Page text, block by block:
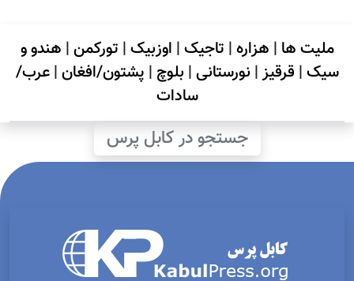
ملیت ها | هزاره| تاجیک| اوزبیک| تورکمن| هندو و
سیک| قرقیز| نورستانی| بلوچ | پشتون/افغان|عرب/
سادات
جستجو در کابل پرس